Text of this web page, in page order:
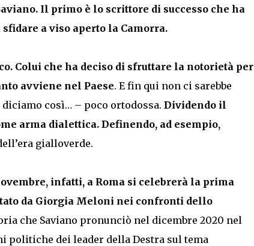
Il primo è lo scrittore di successo che ha
a viso aperto la Camorra.
Colui che ha deciso di sfruttare la notorietà per
avviene nel Paese. E fin qui non ci sarebbe
così… – poco ortodossa. Dividendo il
arma dialettica. Definendo, ad esempio,
gialloverde.
infatti, a Roma si celebrerà la prima
da Giorgia Meloni nei confronti dello
che Saviano pronunciò nel dicembre 2020 nel
politiche dei leader della Destra sul tema